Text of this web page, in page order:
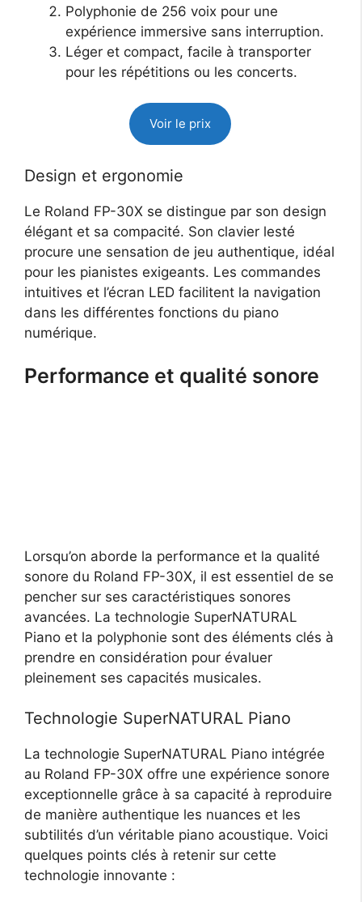
Polyphonie de 256 voix pour une
expérience immersive sans interruption.
Léger et compact, facile à transporter
pour les répétitions ou les concerts.
Voir le prix
Design et ergonomie
Le Roland FP-30X se distingue par son design
élégant et sa compacité. Son clavier lesté
procure une sensation de jeu authentique, idéal
pour les pianistes exigeants. Les commandes
intuitives et l’écran LED facilitent la navigation
dans les différentes fonctions du piano
numérique.
Performance et qualité sonore
Lorsqu’on aborde la performance et la qualité
sonore du Roland FP-30X, il est essentiel de se
pencher sur ses caractéristiques sonores
avancées. La technologie SuperNATURAL
Piano et la polyphonie sont des éléments clés à
prendre en considération pour évaluer
pleinement ses capacités musicales.
Technologie SuperNATURAL Piano
La technologie SuperNATURAL Piano intégrée
au Roland FP-30X offre une expérience sonore
exceptionnelle grâce à sa capacité à reproduire
de manière authentique les nuances et les
subtilités d’un véritable piano acoustique. Voici
quelques points clés à retenir sur cette
technologie innovante :